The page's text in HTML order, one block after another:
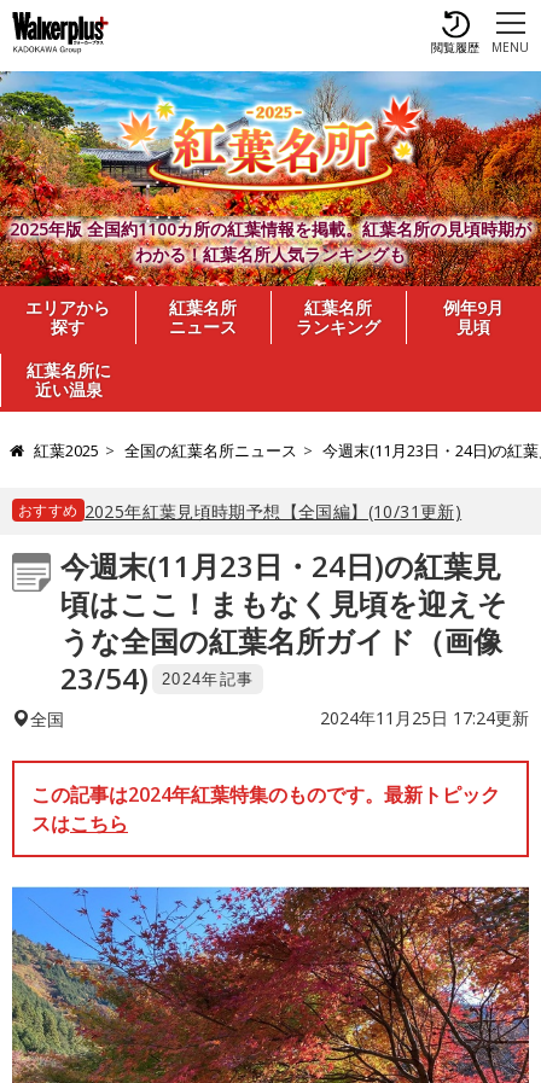
MENU
閲覧履歴
2025年版 全国約1100カ所の紅葉情報を掲載。紅葉名所の見頃時期が
わかる！紅葉名所人気ランキングも
エリアから
探す
紅葉名所
ニュース
紅葉名所
ランキング
例年9月
見頃
紅葉名所に
近い温泉
紅葉2025 全国の紅葉名所ニュース 今週末(11月23日・24日)の紅
おすすめ 2025年紅葉見頃時期予想【全国編】(10/31更新)
今週末(11月23日・24日)の紅葉見
頃はここ！まもなく見頃を迎えそ
うな全国の紅葉名所ガイド（画像
23/54)
2024年記事
全国 2024年11月25日 17:24更新
この記事は2024年紅葉特集のものです。最新トピック
スはこちら